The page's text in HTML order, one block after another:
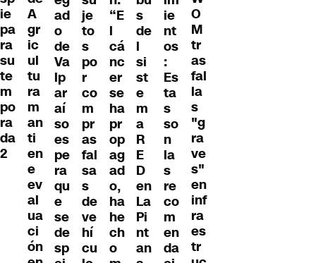
ie
pa
ra
su
te
m
po
ra
da
2
A
gr
ic
ul
tu
ra
m
an
ti
en
e
ev
al
ua
ci
ón
ad
o
de
Va
lp
ar
aí
so
es
pe
ra
qu
e
se
de
sp
je
to
s
po
r
co
m
pr
as
fal
sa
s
de
ve
hí
cu
“E
l
cá
nc
er
se
ha
pr
op
ag
ad
o,
ha
he
ch
o
s
de
l
si
st
e
m
a
R
E
D
en
La
Pi
nt
an
ie
nt
os
:
Es
ta
s
so
n
la
s
re
co
m
en
da
O
M
tr
as
fal
la
s
"g
ra
ve
s"
en
inf
ra
es
tr